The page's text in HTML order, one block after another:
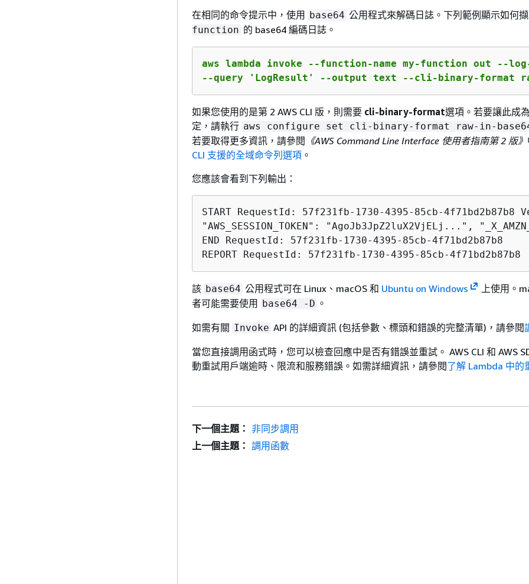
在相同的命令提示中，使用 base64 公用程式來解碼日誌。下列範例顯示如何
function 的 base64 編碼日誌。
aws lambda invoke --function-name my-function out --
--query 'LogResult' --output text --cli-binary-format
如果您使用的是第 2 AWS CLI 版，則需要 cli-binary-format選項。若要讓此成
定，請執行 aws configure set cli-binary-format raw-in-
若要取得更多資訊，請參閱 《AWS Command Line Interface 使用者指南第 2 版》
CLI 支援的全域命令列選項 。
您應該會看到下列輸出：
START RequestId: 57f231fb-1730-4395-85cb-4f71bd2b87b8
"AWS_SESSION_TOKEN": "AgoJb3JpZ2luX2VjELj...",
END RequestId: 57f231fb-1730-4395-85cb-4f71bd2b87b8
REPORT RequestId: 57f231fb-1730-4395-85cb-
該 base64 公用程式可在 Linux、macOS 和 Ubuntu on Windows
上使用。
者可能需要使用 base64 -D 。
如需有關 Invoke API 的詳細資訊 (包括參數、標頭和錯誤的完整清單)，請參閱
當您直接調用函式時，您可以檢查回應中是否有錯誤並重試。 AWS CLI 和 AWS
動重試用戶端逾時、限流和服務錯誤。如需詳細資訊，請參閱了解 Lambda 中的
下一個主題： 非同步調用
上一個主題： 調用函數